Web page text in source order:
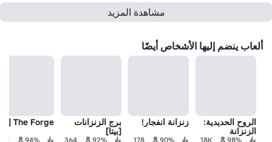
مشاهدة المزيد
ألعاب ينضم إليها الأشخاص أيضًا
الروح الحديدية:
الزنزانة
98%
18K
زنزانة انفجار!
90%
178
برج الزنزانات
[بيتا]
92%
364
The Forge [بيتا]
94%